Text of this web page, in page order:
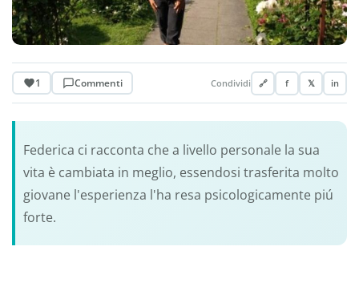
1 Commenti Condividi 🔗 f 𝕏 in
Federica ci racconta che a livello personale la sua
vita è cambiata in meglio, essendosi trasferita molto
giovane l'esperienza l'ha resa psicologicamente piú
forte.